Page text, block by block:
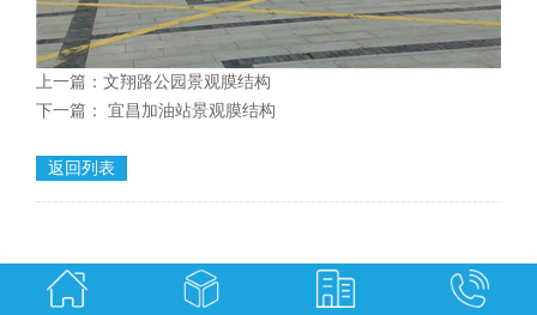
上一篇： 文翔路公园景观膜结构
下一篇：
宜昌加油站景观膜结构
返回列表